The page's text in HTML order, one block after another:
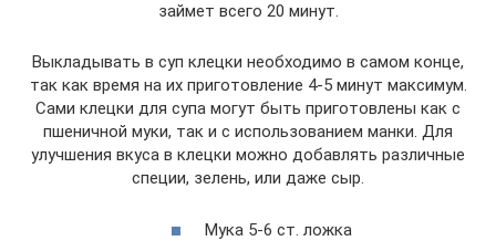
займет всего 20 минут.
Выкладывать в суп клецки необходимо в самом конце,
так как время на их приготовление 4-5 минут максимум.
Сами клецки для супа могут быть приготовлены как с
пшеничной муки, так и с использованием манки. Для
улучшения вкуса в клецки можно добавлять различные
специи, зелень, или даже сыр.
Мука 5-6 ст. ложка